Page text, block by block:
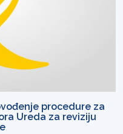
procedure za
Ureda za reviziju